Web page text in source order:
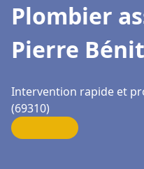
Plombier
Pierre
Intervention rapide et
(69310)